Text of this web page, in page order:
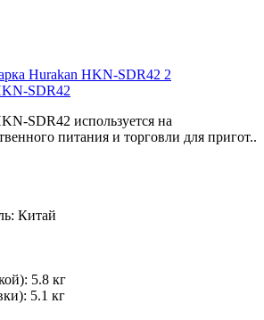
SDR42
SDR42 используется на
питания и торговли для пригот..
Китай
5.8 кг
5.1 кг